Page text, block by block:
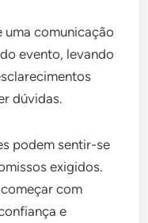
comunicação
evento, levando
dúvidas.
podem sentir-se
exigidos.
com
e